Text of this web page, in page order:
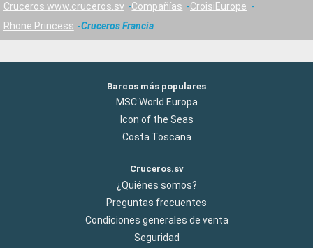
Cruceros www.cruceros.sv Compañías
CroisiEurope
Rhone Princess
Cruceros Francia
Barcos más populares
MSC World Europa
Icon of the Seas
Costa Toscana
Cruceros.sv
¿Quiénes somos?
Preguntas frecuentes
Condiciones generales de venta
Seguridad